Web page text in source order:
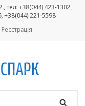
тел: +38(044) 423-1302,
+38(044) 221-5598
Реєстрація